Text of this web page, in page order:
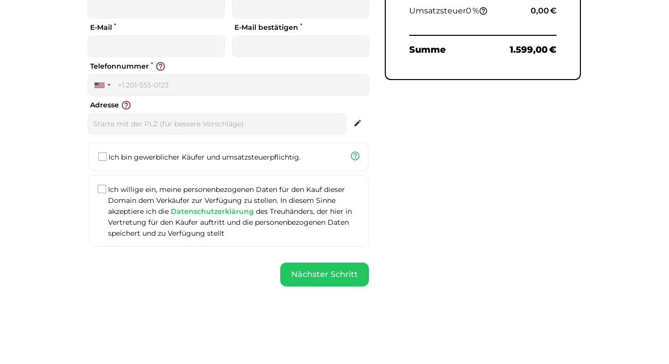
E-Mail * E-Mail bestätigen*
United
+1
Telefonnummer * help_outline
Adresse help_outline
edit
Ich bin gewerblicher Käufer und umsatzsteuerpflichtig. help_outline
Ich willige ein, meine personenbezogenen Daten für den Kauf dieser
Domain dem Verkäufer zur Verfügung zu stellen. In diesem Sinne
akzeptiere ich die Datenschutzerklärung des Treuhänders, der hier in
Vertretung für den Käufer auftritt und die personenbezogenen Daten
speichert und zu Verfügung stellt
Nächster Schritt
Umsatzsteuer0 %help_outline 0,00 €
Summe 1.599,00 €